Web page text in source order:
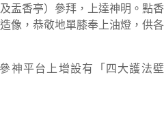
盂香亭）參拜，上達神明。點香
像，恭敬地單膝奉上油燈，供各
神平台上增設有「四大護法壁